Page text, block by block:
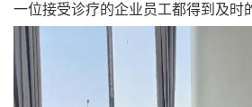
一位接受诊疗的企业员工都得到及时